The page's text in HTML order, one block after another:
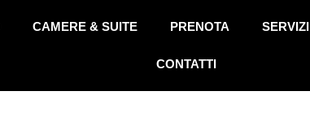
CAMERE & SUITE PRENOTA SERVIZI
CONTATTI